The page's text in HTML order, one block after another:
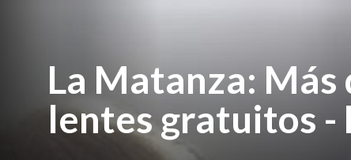
La Matanza:
lentes gratuitos -